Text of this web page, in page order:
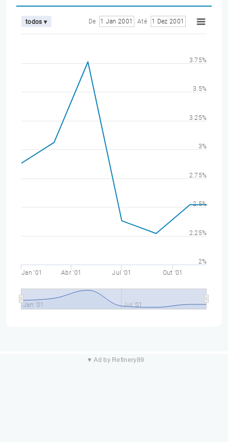
todos ▾ De 1 Jan 2001 Até 1 Dez 2001
Jan '01 Abr '01 Jul '01 Out '01
Jan '01 Jul '01
2%
2.25%
2.5%
2.75%
3%
3.25%
3.5%
3.75%
▼ Ad by Refinery89